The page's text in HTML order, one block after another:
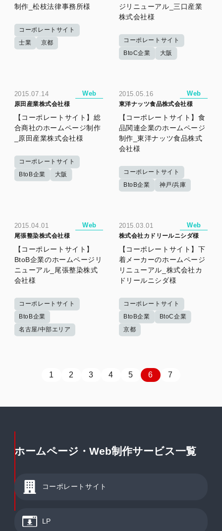
制作_松枝法律事務所様
コーポレートサイト
士業
京都
ジリニューアル_三口産業
株式会社様
コーポレートサイト
BtoC企業
大阪
2015.07.14 Web
原田産業株式会社様
【コーポレートサイト】総
合商社のホームページ制作
_原田産業株式会社様
コーポレートサイト
BtoB企業
大阪
2015.05.16 Web
東洋ナッツ食品株式会社様
【コーポレートサイト】食
品関連企業のホームページ
制作_東洋ナッツ食品株式
会社様
コーポレートサイト
BtoB企業
神戸/兵庫
2015.04.01 Web
尾張整染株式会社様
【コーポレートサイト】
BtoB企業のホームページリ
ニューアル_尾張整染株式
会社様
コーポレートサイト
BtoB企業
名古屋/中部エリア
2015.03.01 Web
株式会社カドリールニシダ様
【コーポレートサイト】下
着メーカーのホームページ
リニューアル_株式会社カ
ドリールニシダ様
コーポレートサイト
BtoB企業
BtoC企業
京都
1 2 3 4 5 6 7
ホームページ・Web制作サービス一覧
コーポレートサイト
LP